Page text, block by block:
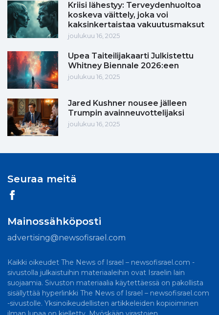
Kriisi lähestyy: Terveydenhuoltoa
koskeva väittely, joka voi
kaksinkertaistaa vakuutusmaksut
joulukuu 16, 2025
Upea Taiteilijakaarti Julkistettu
Whitney Biennale 2026:een
joulukuu 16, 2025
Jared Kushner nousee jälleen
Trumpin avainneuvottelijaksi
joulukuu 16, 2025
Seuraa meitä
Mainossähköposti
advertising@newsofisrael.com
Kaikki oikeudet The News of Israel – newsofisrael.com -
sivustolla julkaistuihin materiaaleihin ovat Israelin lain
suojaamia. Sivuston materiaalia käytettäessä on pakollista
sisällyttää hyperlinkki The News of Israel – newsofisrael.com
-sivustolle. Yksinoikeudellisten artikkeleiden kopioiminen